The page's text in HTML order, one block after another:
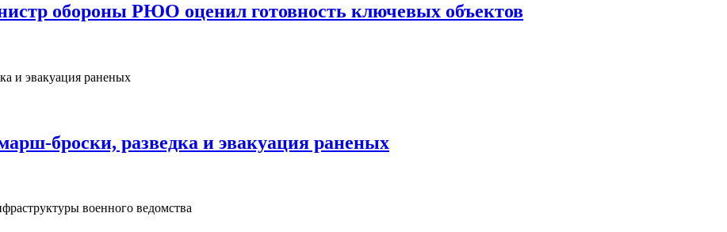
обороны РЮО оценил готовность ключевых объектов
разведка и эвакуация раненых